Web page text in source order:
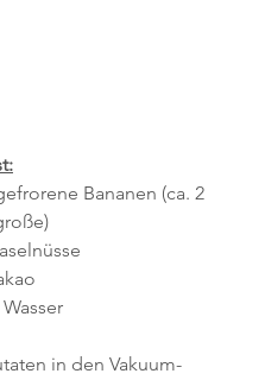
Bananen (ca. 2
in den Vakuum-